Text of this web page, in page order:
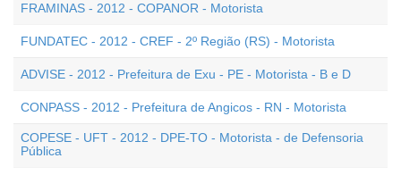
FRAMINAS - 2012 - COPANOR - Motorista
FUNDATEC - 2012 - CREF - 2º Região (RS) - Motorista
ADVISE - 2012 - Prefeitura de Exu - PE - Motorista - B e D
CONPASS - 2012 - Prefeitura de Angicos - RN - Motorista
COPESE - UFT - 2012 - DPE-TO - Motorista - de Defensoria
Pública